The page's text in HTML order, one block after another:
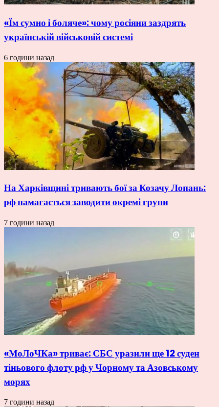
«Їм сумно і боляче»: чому росіяни заздрять
українській військовій системі
6 години назад
На Харківщині тривають бої за Козачу Лопань:
рф намагається заводити окремі групи
7 години назад
«МоЛоЧКа» триває: СБС уразили ще 12 суден
тіньового флоту рф у Чорному та Азовському
морях
7 години назад